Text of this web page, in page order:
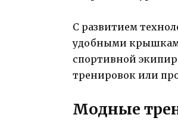
С развитием
удобными
спортивной
тренировок или
Модные